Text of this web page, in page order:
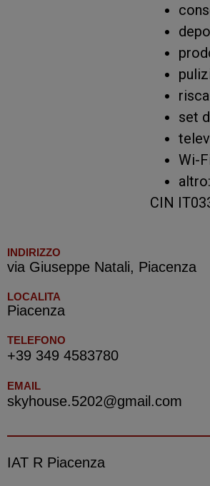
set
Wi-
CIN
INDIRIZZO
via Giuseppe Natali, Piacenza
LOCALITA
Piacenza
TELEFONO
+39 349 4583780
EMAIL
skyhouse.5202@gmail.com
IAT R Piacenza